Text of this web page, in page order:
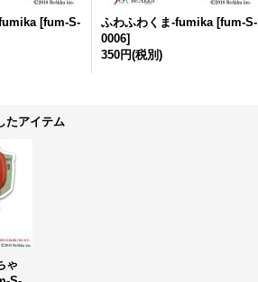
[fum-S-
ふわふわくま-fumika [fum-S-
0006]
350円(税別)
たアイテム
ゃ